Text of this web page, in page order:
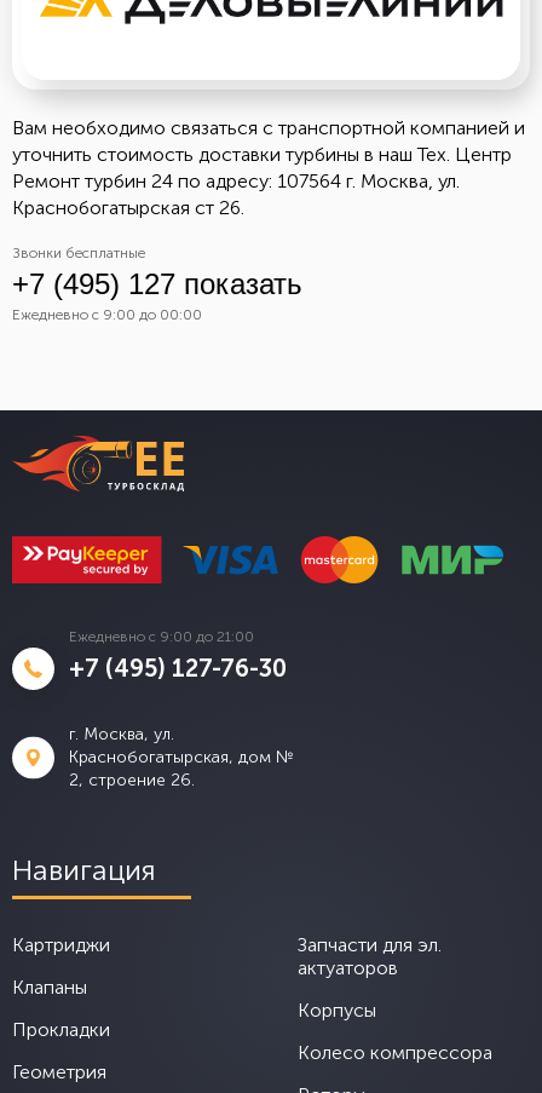
Вам необходимо связаться с транспортной компанией и
уточнить стоимость доставки турбины в наш Тех. Центр
Ремонт турбин 24 по адресу: 107564 г. Москва, ул.
Краснобогатырская ст 26.
Звонки бесплатные
+7 (495) 127 показать
Ежедневно с 9:00 до 00:00
Ежедневно с 9:00 до 21:00
+7 (495) 127-76-30
г. Москва, ул.
Краснобогатырская, дом №
2, строение 26.
Навигация
Картриджи
Клапаны
Прокладки
Геометрия
Запчасти для эл.
актуаторов
Корпусы
Колесо компрессора